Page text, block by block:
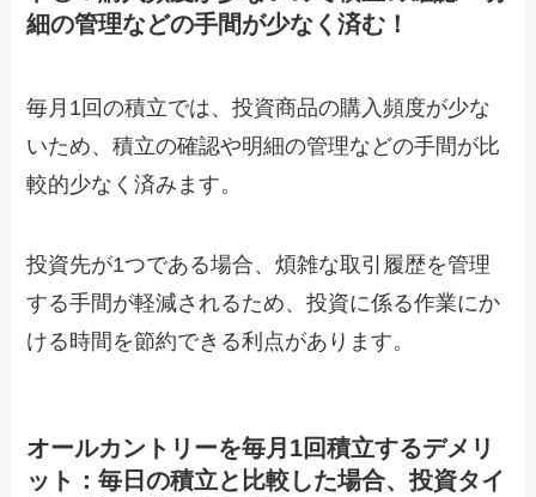
細の管理などの手間が少なく済む！
毎月1回の積立では、投資商品の購入頻度が少な
いため、積立の確認や明細の管理などの手間が比
較的少なく済みます。
投資先が1つである場合、煩雑な取引履歴を管理
する手間が軽減されるため、投資に係る作業にか
ける時間を節約できる利点があります。
オールカントリーを毎月1回積立するデメリ
ット：毎日の積立と比較した場合、投資タイ